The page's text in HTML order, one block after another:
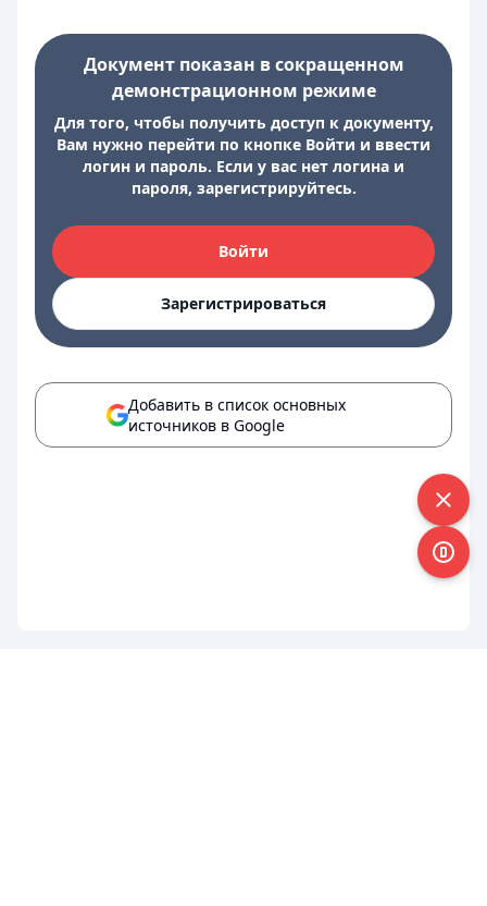
Документ показан в сокращенном
демонстрационном режиме
Для того, чтобы получить доступ к документу,
Вам нужно перейти по кнопке Войти и ввести
логин и пароль. Если у вас нет логина и
пароля, зарегистрируйтесь.
Войти
Зарегистрироваться
Добавить в список основных
источников в Google